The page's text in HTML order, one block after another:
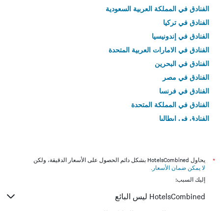
الفنادق في المملكة العربية السعودية
الفنادق في تركيا
الفنادق في إندونيسيا
الفنادق في الامارات العربية المتحدة
الفنادق في البحرين
الفنادق في مصر
الفنادق في فرنسا
الفنادق في المملكة المتحدة
الفنادق في إيطاليا
*
يحاول HotelsCombined بشكل دائم الحصول على الأسعار الدقيقة، ولكن
لا يمكن ضمان الأسعار .
إليك السبب:
HotelsCombined ليس البائع